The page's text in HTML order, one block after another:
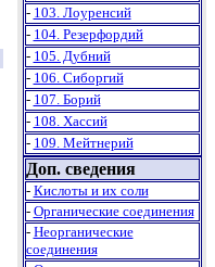
- 103. Лоуренсий
- 104. Резерфордий
- 105. Дубний
- 106. Сиборгий
- 107. Борий
- 108. Хассий
- 109. Мейтнерий
Доп. сведения
- Кислоты и их соли
- Органические соединения
- Неорганические
соединения